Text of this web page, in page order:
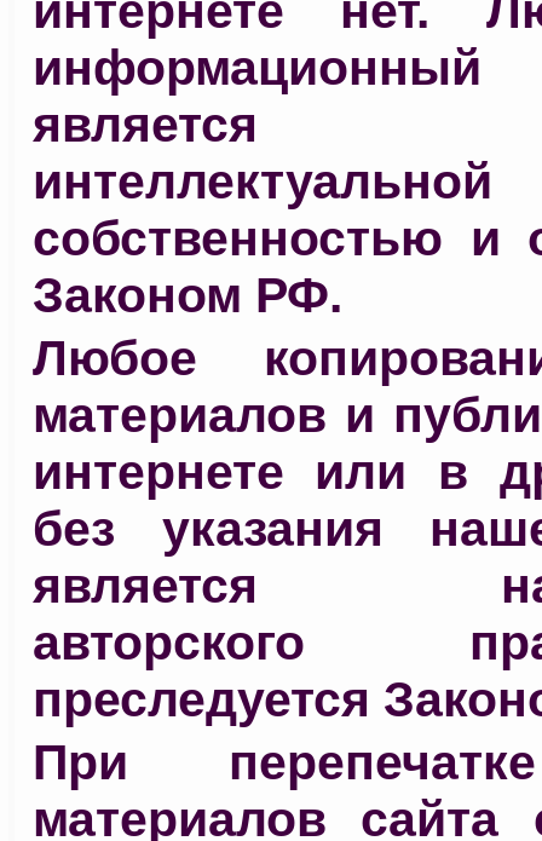
является
интеллектуальной
собственностью и
Законом РФ.
Любое
материалов и
интернете или в
без указания
является
авторского
преследуется
При
материалов сайта